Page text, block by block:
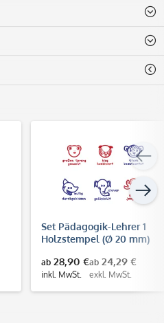
Set Pädagogik-Lehrer 1
Holzstempel (Ø 20 mm)
ab 28,90 €
inkl. MwSt.
ab 24,29 €
exkl. MwSt.